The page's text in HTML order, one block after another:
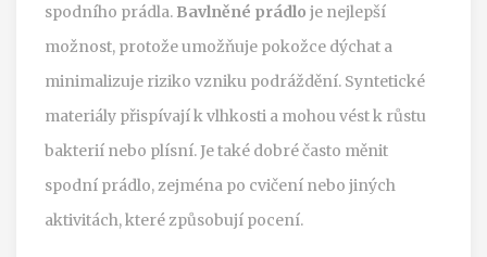
spodního prádla. Bavlněné prádlo je nejlepší
možnost, protože umožňuje pokožce dýchat a
minimalizuje riziko vzniku podráždění. Syntetické
materiály přispívají k vlhkosti a mohou vést k růstu
bakterií nebo plísní. Je také dobré často měnit
spodní prádlo, zejména po cvičení nebo jiných
aktivitách, které způsobují pocení.